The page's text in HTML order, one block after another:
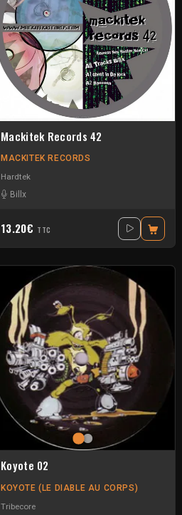
Mackitek Records 42
MACKITEK RECORDS
Hardtek
Billx
13.20€ TTC
Koyote 02
KOYOTE (LE DIABLE AU CORPS)
Tribecore